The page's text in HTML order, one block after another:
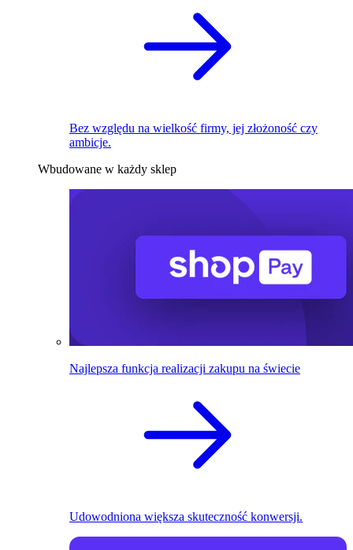
Bez względu na wielkość firmy, jej złożoność czy
ambicje.
Wbudowane w każdy sklep
Najlepsza funkcja realizacji zakupu na świecie
Udowodniona większa skuteczność konwersji.